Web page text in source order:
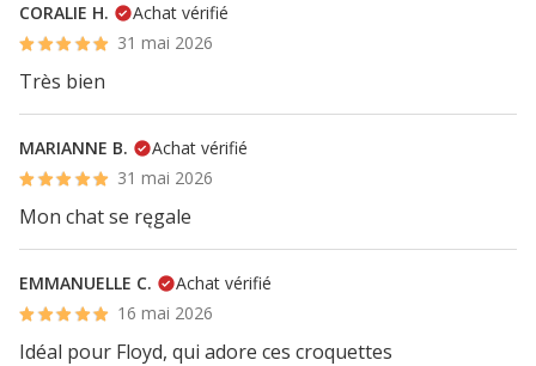
CORALIE H.
Achat vérifié
31 mai 2026
Très bien
MARIANNE B.
Achat vérifié
31 mai 2026
Mon chat se ręgale
EMMANUELLE C.
Achat vérifié
16 mai 2026
Idéal pour Floyd, qui adore ces croquettes